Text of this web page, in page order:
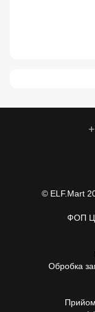
© ELF.Mart
ФОП
Обробка